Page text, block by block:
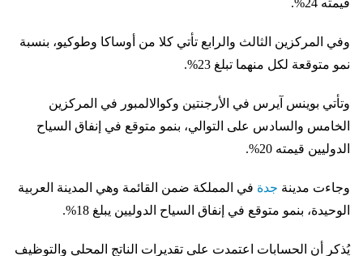
قيمته 24%.
وفي المركزين الثالث والرابع تأتي كلا من أوساكا وطوكيو، بنسبة
نمو متوقعة لكل منهما تبلغ 23%.
وتأتي بوينس آيرس في الأرجنتين وكوالالمبور في المركزين
الخامس والسادس على التوالي، بنمو متوقع في إنفاق السياح
الدوليين قيمته 20%.
وجاءت مدينة جدة في المملكة ضمن القائمة وهي المدينة العربية
الوحيدة، بنمو متوقع في إنفاق السياح الدوليين يبلغ 18%.
يُذكر أن الحسابات اعتمدت على تقديرات الناتج المحلي والتوظيف